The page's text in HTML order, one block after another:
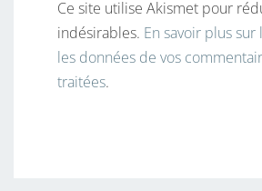
Ce site utilise Akismet pour
indésirables. En savoir plus
les données de vos
traitées.